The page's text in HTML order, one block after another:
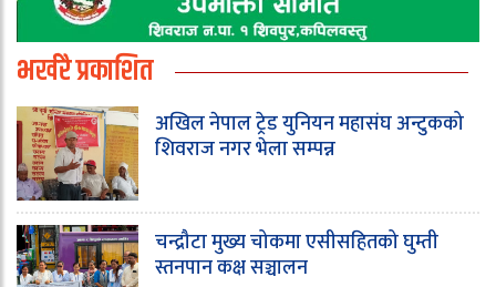
भर्खरै प्रकाशित
अखिल नेपाल ट्रेड युनियन महासंघ अन्टुकको
शिवराज नगर भेला सम्पन्न
चन्द्रौटा मुख्य चोकमा एसीसहितको घुम्ती
स्तनपान कक्ष सञ्चालन